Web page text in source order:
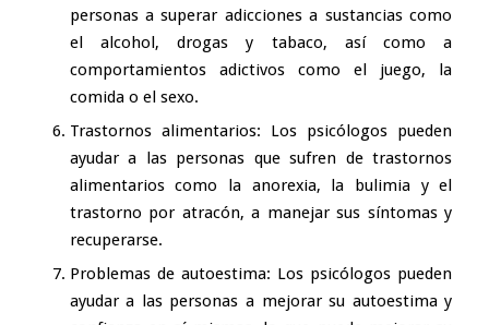
personas a superar adicciones a sustancias como
el alcohol, drogas y tabaco, así como a
comportamientos adictivos como el juego, la
comida o el sexo.
Trastornos alimentarios: Los psicólogos pueden
ayudar a las personas que sufren de trastornos
alimentarios como la anorexia, la bulimia y el
trastorno por atracón, a manejar sus síntomas y
recuperarse.
Problemas de autoestima: Los psicólogos pueden
ayudar a las personas a mejorar su autoestima y